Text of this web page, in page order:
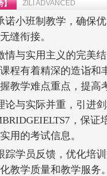
】 ZILI ADVANCED
诺小班制教学，确保
缝衔接。
情与实用主义的完美
程有着精深的造诣和
教学难点重点，提高
论与实际并重，引进
，保
用的考试信息。
踪学员反馈，优化培
教学质量和教学服务